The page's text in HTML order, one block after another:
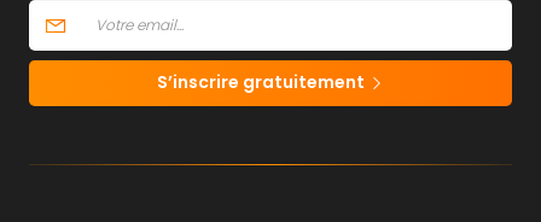
S’inscrire gratuitement